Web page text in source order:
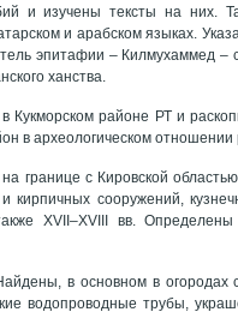
и изучены тексты на них.
и арабском языках.
эпитафии – Килмухаммед
ханства.
районе РТ и
в археологическом
границе с Кировской
сооружений,
XVII–XVIII вв. Определены
в основном в огородах
водопроводные трубы,